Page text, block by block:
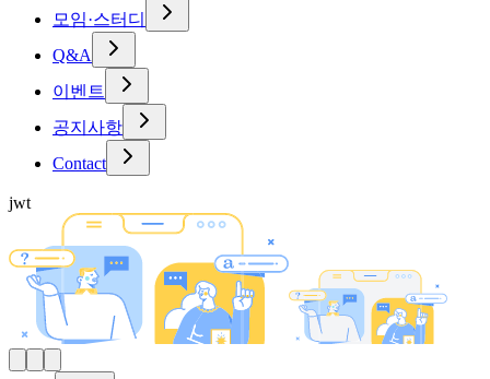
모임·스터디
Q&A
이벤트
공지사항
Contact
jwt